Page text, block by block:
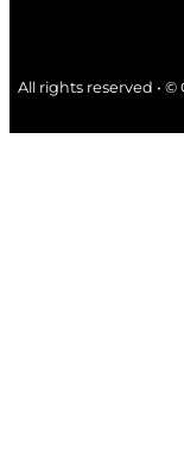
All rights reserved • ©